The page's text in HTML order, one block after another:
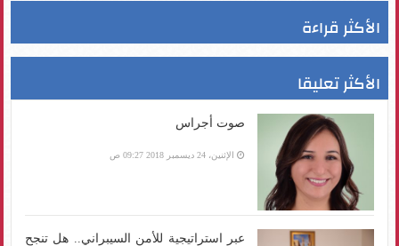
الأكثر قراءة
الأكثر تعليقا
صوت أجراس
الإثنين، 24 ديسمبر 2018 09:27 ص
عبر استراتيجية للأمن السيبراني.. هل تنجح